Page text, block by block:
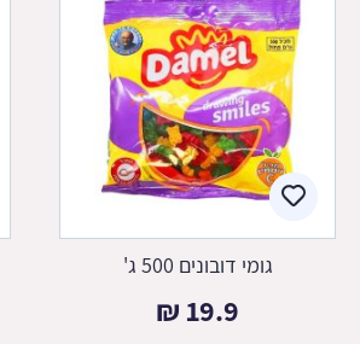
גומי דובונים 500 ג'
19.9
₪